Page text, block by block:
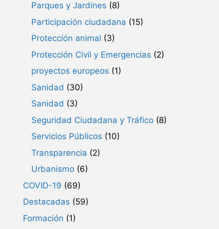
Parques y Jardines (8)
Participación ciudadana (15)
Protección animal (3)
Protección Civil y Emergencias (2)
proyectos europeos (1)
Sanidad (30)
Sanidad (3)
Seguridad Ciudadana y Tráfico (8)
Servicios Públicos (10)
Transparencia (2)
Urbanismo (6)
COVID-19 (69)
Destacadas (59)
Formación (1)